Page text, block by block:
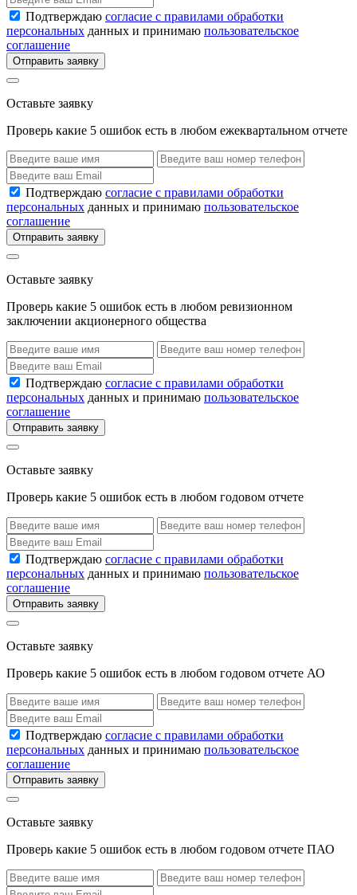
Подтверждаю согласие с правилами обработки
персональных данных и принимаю пользовательское
соглашение
Отправить заявку
Оставьте заявку
Проверь какие 5 ошибок есть в любом ежеквартальном отчете
Подтверждаю согласие с правилами обработки
персональных данных и принимаю пользовательское
соглашение
Отправить заявку
Оставьте заявку
Проверь какие 5 ошибок есть в любом ревизионном
заключении акционерного общества
Подтверждаю согласие с правилами обработки
персональных данных и принимаю пользовательское
соглашение
Отправить заявку
Оставьте заявку
Проверь какие 5 ошибок есть в любом годовом отчете
Подтверждаю согласие с правилами обработки
персональных данных и принимаю пользовательское
соглашение
Отправить заявку
Оставьте заявку
Проверь какие 5 ошибок есть в любом годовом отчете АО
Подтверждаю согласие с правилами обработки
персональных данных и принимаю пользовательское
соглашение
Отправить заявку
Оставьте заявку
Проверь какие 5 ошибок есть в любом годовом отчете ПАО